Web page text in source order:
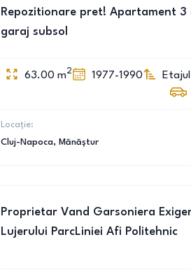
Repozitionare pret! Apartament
garaj subsol
63.00 m2 1977-1990
Locație:
Cluj-Napoca, Mănăștur
Proprietar Vand Garsoniera
Lujerului ParcLiniei Afi Politehnic